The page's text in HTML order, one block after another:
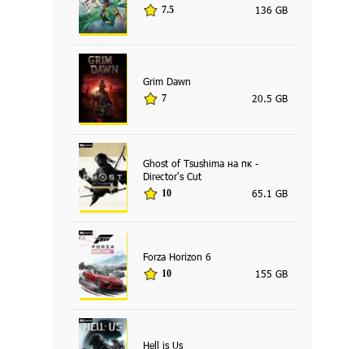
7.5 136 GB
Grim Dawn
7 20.5 GB
Ghost of Tsushima на пк -
Director's Cut
10 65.1 GB
Forza Horizon 6
10 155 GB
Hell is Us